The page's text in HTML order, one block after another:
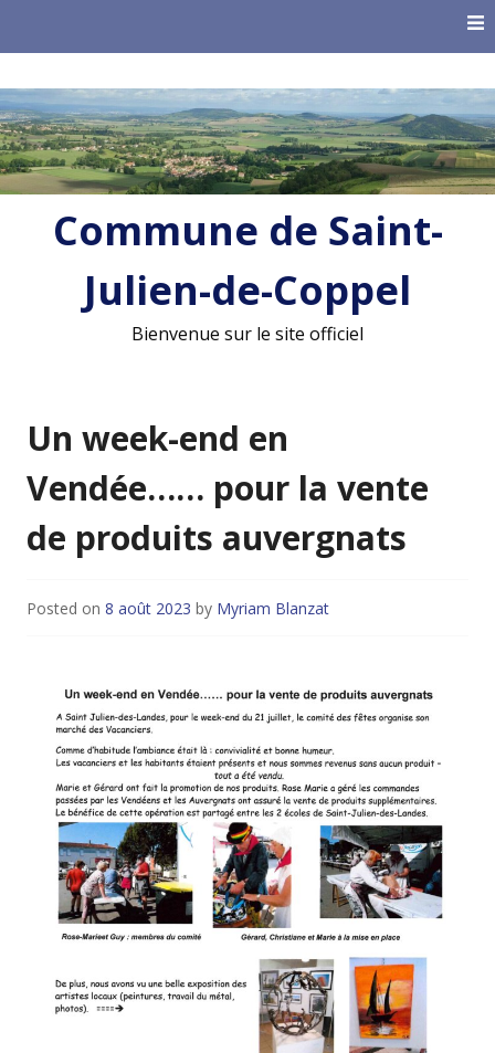
Commune de Saint-
Julien-de-Coppel
Bienvenue sur le site officiel
Un week-end en
Vendée…… pour la vente
de produits auvergnats
Posted on 8 août 2023 by Myriam Blanzat